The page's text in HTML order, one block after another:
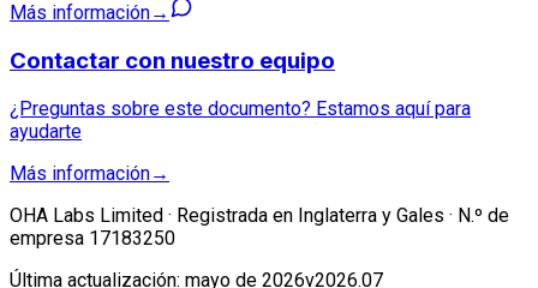
Más información→
Contactar con nuestro equipo
¿Preguntas sobre este documento? Estamos aquí para
ayudarte
Más información→
OHA Labs Limited · Registrada en Inglaterra y Gales · N.º de
empresa 17183250
Última actualización: mayo de 2026v2026.07